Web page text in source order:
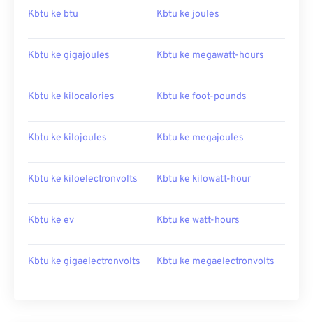
Kbtu ke btu Kbtu ke joules
Kbtu ke gigajoules Kbtu ke megawatt-hours
Kbtu ke kilocalories Kbtu ke foot-pounds
Kbtu ke kilojoules Kbtu ke megajoules
Kbtu ke kiloelectronvolts Kbtu ke kilowatt-hour
Kbtu ke ev Kbtu ke watt-hours
Kbtu ke gigaelectronvolts Kbtu ke megaelectronvolts